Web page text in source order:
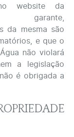
website da
garante,
da mesma são
e que o
não violará
a legislação
é obrigada a